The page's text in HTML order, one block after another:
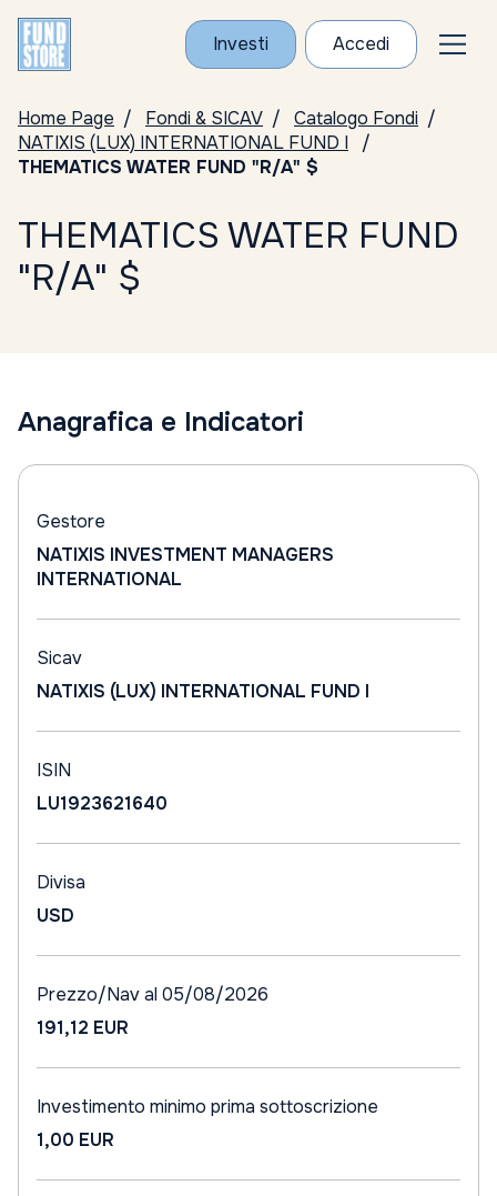
Investi Accedi
Home Page Fondi & SICAV
Catalogo Fondi
NATIXIS (LUX) INTERNATIONAL FUND I
THEMATICS WATER FUND "R/A" $
THEMATICS WATER FUND
"R/A" $
Anagrafica e Indicatori
Gestore
NATIXIS INVESTMENT MANAGERS
INTERNATIONAL
Sicav
NATIXIS (LUX) INTERNATIONAL FUND I
ISIN
LU1923621640
Divisa
USD
Prezzo/Nav al 05/08/2026
191,12 EUR
Investimento minimo prima sottoscrizione
1,00 EUR